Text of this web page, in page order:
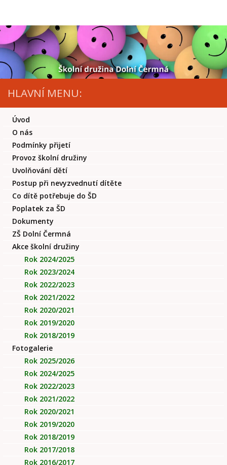
HLAVNÍ MENU:
Úvod
O nás
Podmínky přijetí
Provoz školní družiny
Uvolňování dětí
Postup při nevyzvednutí dítěte
Co dítě potřebuje do ŠD
Poplatek za ŠD
Dokumenty
ZŠ Dolní Čermná
Akce školní družiny
Rok 2024/2025
Rok 2023/2024
Rok 2022/2023
Rok 2021/2022
Rok 2020/2021
Rok 2019/2020
Rok 2018/2019
Fotogalerie
Rok 2025/2026
Rok 2024/2025
Rok 2022/2023
Rok 2021/2022
Rok 2020/2021
Rok 2019/2020
Rok 2018/2019
Rok 2017/2018
Rok 2016/2017